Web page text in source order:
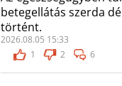
betegellátás szerda
történt.
2026.08.05 15:33
1
2 6